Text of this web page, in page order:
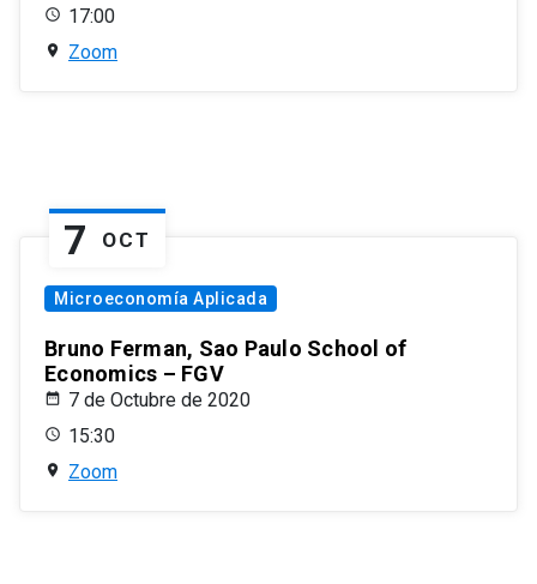
17:00
Zoom
7 OCT
Microeconomía Aplicada
Bruno Ferman, Sao Paulo School of
Economics – FGV
7 de Octubre de 2020
15:30
Zoom